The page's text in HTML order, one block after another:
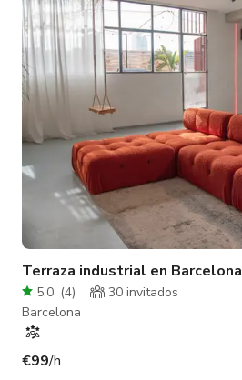
Terraza industrial en Barcelona
5.0 (4)
30 invitados
Barcelona
€99/h